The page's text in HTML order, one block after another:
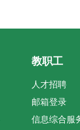
教职工
人才招聘
邮箱登录
信息综合服